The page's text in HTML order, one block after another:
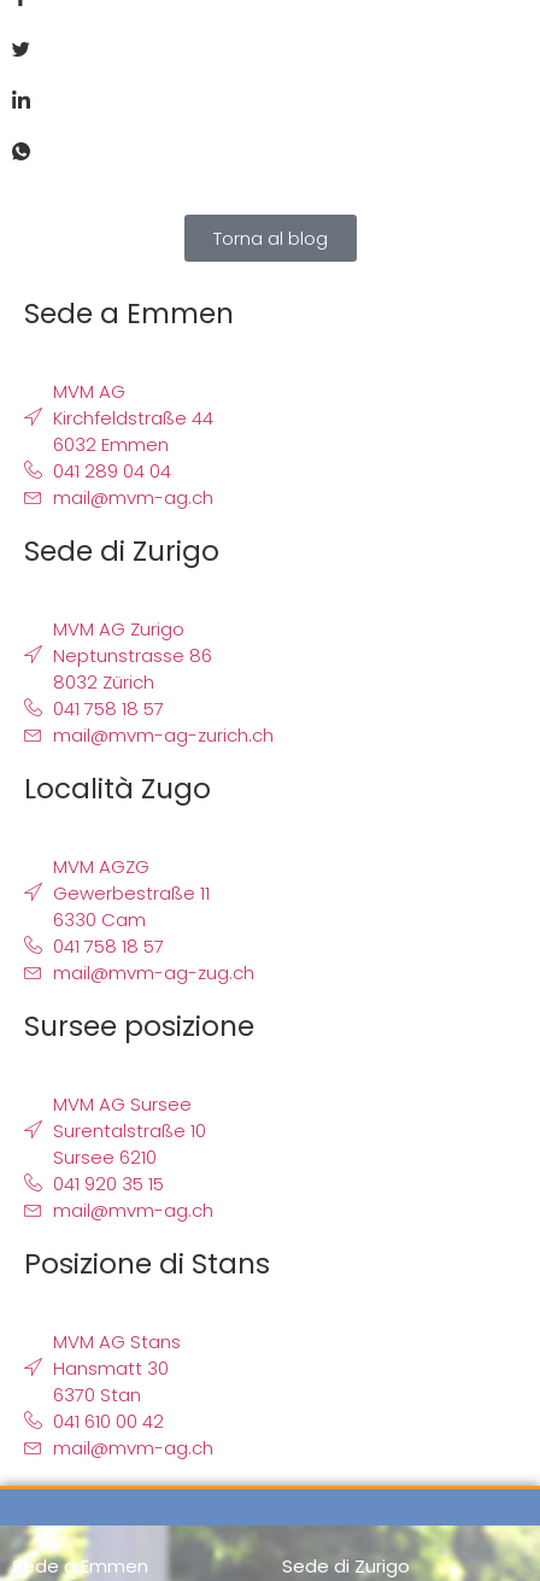
Torna al blog
Sede a Emmen
MVM AG
Kirchfeldstraße 44
6032 Emmen
041 289 04 04
mail@mvm-ag.ch
Sede di Zurigo
MVM AG Zurigo
Neptunstrasse 86
8032 Zürich
041 758 18 57
mail@mvm-ag-zurich.ch
Località Zugo
MVM AGZG
Gewerbestraße 11
6330 Cam
041 758 18 57
mail@mvm-ag-zug.ch
Sursee posizione
MVM AG Sursee
Surentalstraße 10
Sursee 6210
041 920 35 15
mail@mvm-ag.ch
Posizione di Stans
MVM AG Stans
Hansmatt 30
6370 Stan
041 610 00 42
mail@mvm-ag.ch
Sede a Emmen Sede di Zurigo